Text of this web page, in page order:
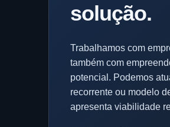
solução.
Trabalhamos com
também com
potencial. Podemos
recorrente ou modelo
apresenta viabilidade